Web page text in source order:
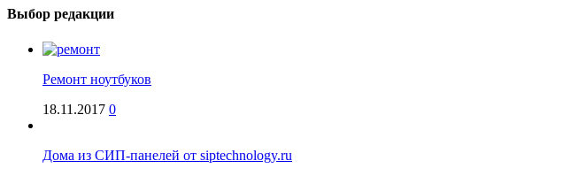
Выбор редакции
Ремонт ноутбуков
18.11.2017 0
Дома из СИП-панелей от siptechnology.ru